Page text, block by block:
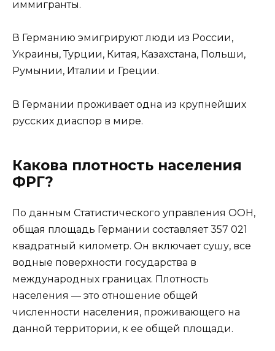
иммигранты.
В Германию эмигрируют люди из России,
Украины, Турции, Китая, Казахстана, Польши,
Румынии, Италии и Греции.
В Германии проживает одна из крупнейших
русских диаспор в мире.
Какова плотность населения
ФРГ?
По данным Статистического управления ООН,
общая площадь Германии составляет 357 021
квадратный километр. Он включает сушу, все
водные поверхности государства в
международных границах. Плотность
населения — это отношение общей
численности населения, проживающего на
данной территории, к ее общей площади.